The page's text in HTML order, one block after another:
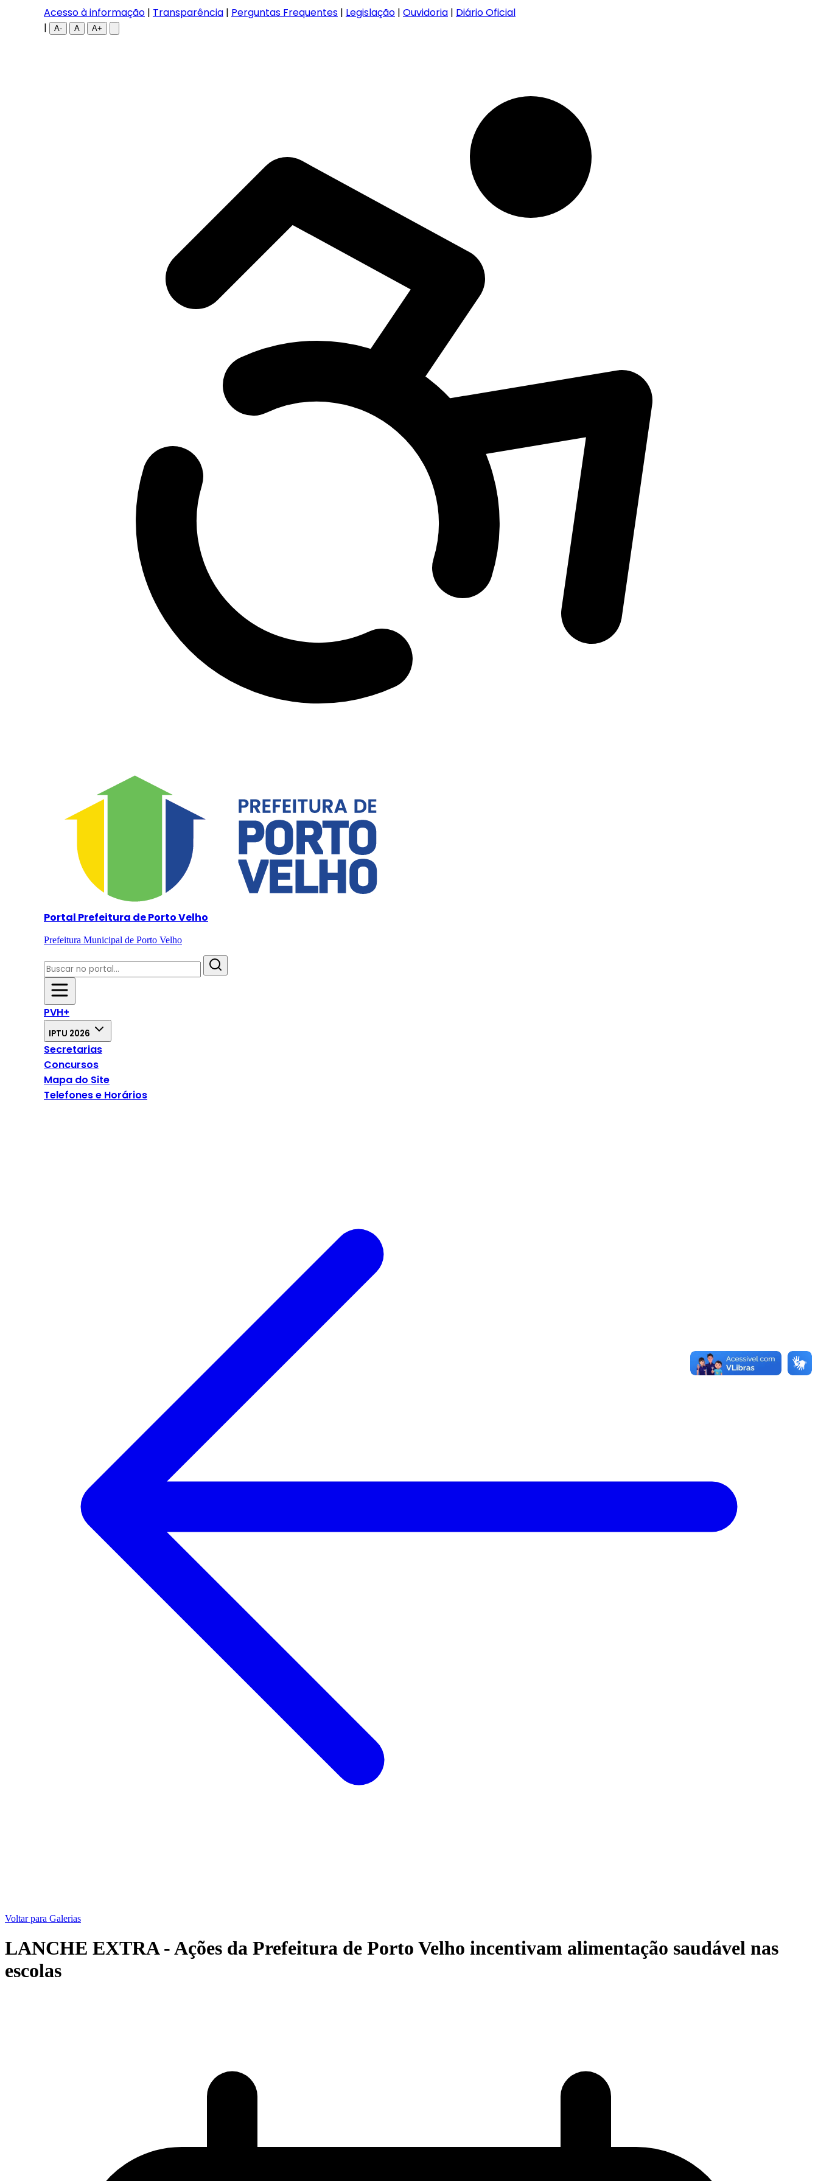
Acesso à informação | Transparência | Perguntas Frequentes | Legislação | Ouvidoria | Diário Oficial
|
A- A A+
Portal Prefeitura de Porto Velho
Prefeitura Municipal de Porto Velho
PVH+
IPTU 2026
Secretarias
Concursos
Mapa do Site
Telefones e Horários
Voltar para Galerias
LANCHE EXTRA - Ações da Prefeitura de Porto Velho incentivam alimentação saudável nas
escolas